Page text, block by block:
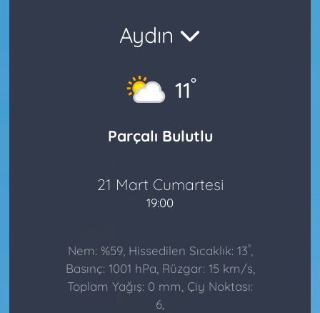
Aydın
11°
Parçalı Bulutlu
21 Mart Cumartesi
19:00
Nem: %59, Hissedilen Sıcaklık: 13°,
Basınç: 1001 hPa, Rüzgar: 15 km/s,
Toplam Yağış: 0 mm, Çiy Noktası:
6,